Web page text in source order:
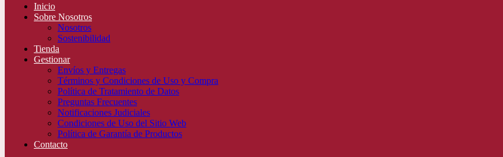
Inicio
Sobre Nosotros
Nosotros
Sostenibilidad
Tienda
Gestionar
Envíos y Entregas
Términos y Condiciones de Uso y Compra
Política de Tratamiento de Datos
Preguntas Frecuentes
Notificaciones Judiciales
Condiciones de Uso del Sitio Web
Política de Garantía de Productos
Contacto